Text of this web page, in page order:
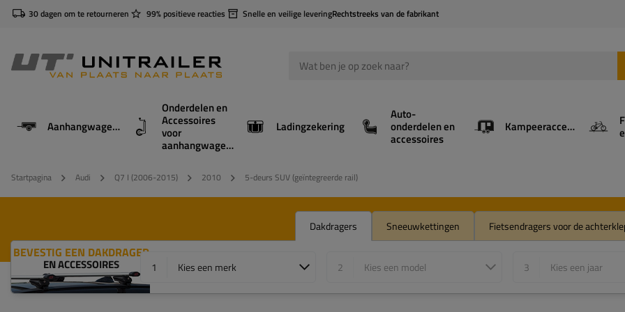
30 dagen om te retourneren 99% positieve reacties Snelle en veilige leveringRechtstreeks van de fabrikant
Aanhangwagens
Onderdelen en
Accessoires
voor
aanhangwagens
Ladingzekering
Auto-
onderdelen en
accessoires
Kampeeraccessoires
Startpagina Audi Q7 I (2006-2015) 2010 5-deurs SUV (geïntegreerde rail)
Dakdragers Sneeuwkettingen Fietsendragers voor de
BEVESTIG EEN DAKDRAGER
EN ACCESSOIRES 1 Kies een merk 2 Kies een model 3 Kies een jaar